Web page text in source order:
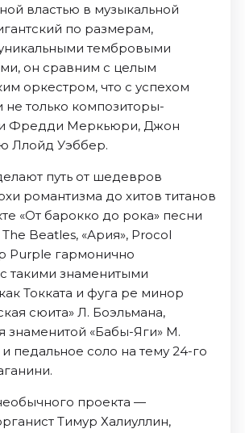
властью в музыкальной
по размерам,
тембровыми
он сравним с целым
оркестром, что с успехом
не только композиторы-
и Фредди Меркьюри, Джон
Ллойд Уэббер.
путь от шедевров
романтизма до хитов титанов
«От барокко до рока» песни
Beatles, «Ария», Procol
Purple гармонично
такими знаменитыми
Токката и фуга ре минор
сюита» Л. Боэльмана,
знаменитой «Бабы-Яги» М.
педальное соло на тему 24-го
проекта —
Тимур Халиуллин,